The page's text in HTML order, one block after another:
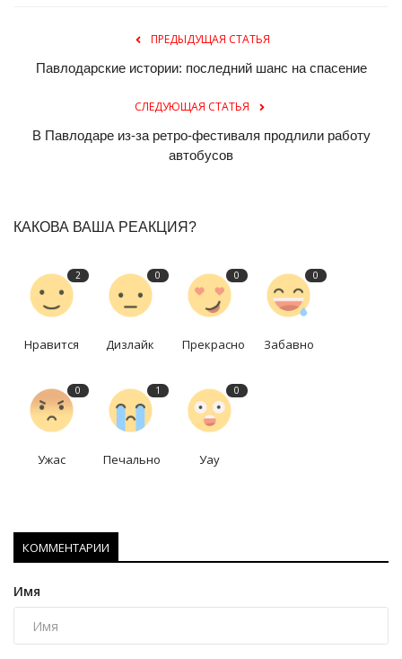
ПРЕДЫДУЩАЯ СТАТЬЯ
Павлодарские истории: последний шанс на спасение
СЛЕДУЮЩАЯ СТАТЬЯ
В Павлодаре из-за ретро-фестиваля продлили работу
автобусов
КАКОВА ВАША РЕАКЦИЯ?
2
Нравится
0
Дизлайк
0
Прекрасно
0
Забавно
0
Ужас
1
Печально
0
Уау
КОММЕНТАРИИ
Имя